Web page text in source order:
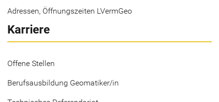
Adressen, Öffnungszeiten LVermGeo
Karriere
Offene Stellen
Berufsausbildung Geomatiker/in